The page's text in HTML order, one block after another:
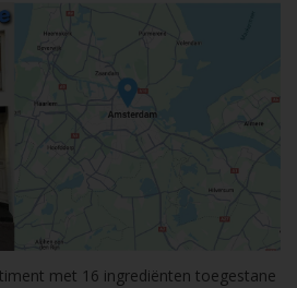
met 16 ingrediënten toegestane